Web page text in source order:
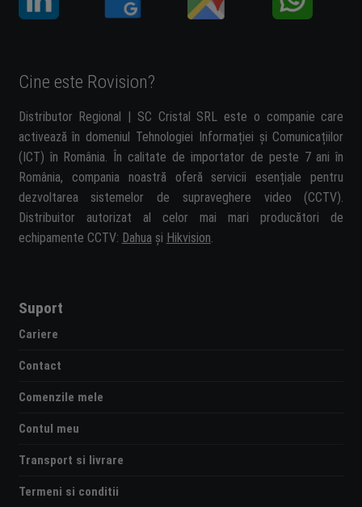
Cine este Rovision?
Distributor Regional | SC Cristal SRL este o companie care
activează în domeniul Tehnologiei Informației și Comunicațiilor
(ICT) în România. În calitate de importator de peste 7 ani în
România, compania noastră oferă servicii esențiale pentru
dezvoltarea sistemelor de supraveghere video (CCTV).
Distribuitor autorizat al celor mai mari producători de
echipamente CCTV: Dahua și Hikvision.
Suport
Cariere
Contact
Comenzile mele
Contul meu
Transport si livrare
Termeni si conditii